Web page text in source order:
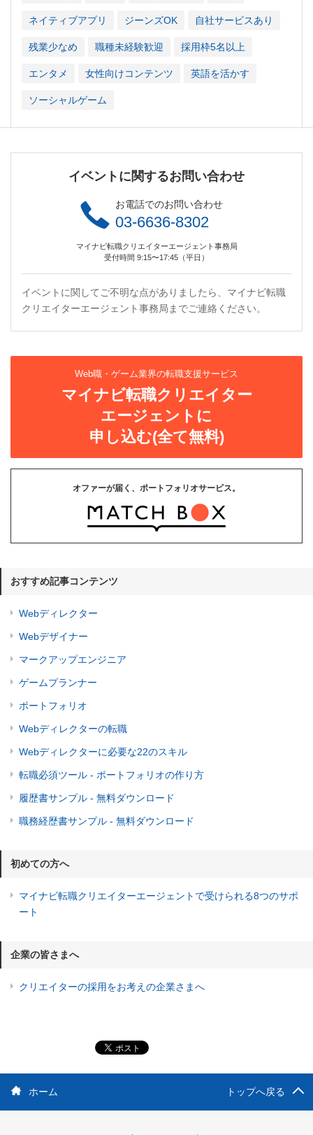
ネイティブアプリ ジーンズOK 自社サービスあり
残業少なめ 職種未経験歓迎 採用枠5名以上
エンタメ 女性向けコンテンツ 英語を活かす
ソーシャルゲーム
イベントに関するお問い合わせ
お電話でのお問い合わせ
03-6636-8302
マイナビ転職クリエイターエージェント事務局
受付時間 9:15〜17:45（平日）
イベントに関してご不明な点がありましたら、マイナビ転職
クリエイターエージェント事務局までご連絡ください。
Web職・ゲーム業界の転職支援サービス
マイナビ転職クリエイター
エージェントに
申し込む(全て無料)
オファーが届く、ポートフォリオサービス。
おすすめ記事コンテンツ
Webディレクター
Webデザイナー
マークアップエンジニア
ゲームプランナー
ポートフォリオ
Webディレクターの転職
Webディレクターに必要な22のスキル
転職必須ツール - ポートフォリオの作り方
履歴書サンプル - 無料ダウンロード
職務経歴書サンプル - 無料ダウンロード
初めての方へ
マイナビ転職クリエイターエージェントで受けられる8つのサポ
ート
企業の皆さまへ
クリエイターの採用をお考えの企業さまへ
ホーム トップへ戻る